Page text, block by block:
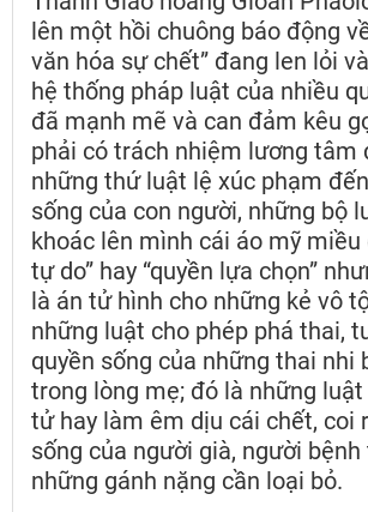
lên một hồi chuông báo động
văn hóa sự chết” đang len lỏi
hệ thống pháp luật của nhiều
đã mạnh mẽ và can đảm kêu
phải có trách nhiệm lương tâm
những thứ luật lệ xúc phạm
sống của con người, những bộ
khoác lên mình cái áo mỹ miều
tự do” hay “quyền lựa chọn”
là án tử hình cho những kẻ vô
những luật cho phép phá thai,
quyền sống của những thai nhi
trong lòng mẹ; đó là những
tử hay làm êm dịu cái chết, coi
sống của người già, người
những gánh nặng cần loại bỏ.